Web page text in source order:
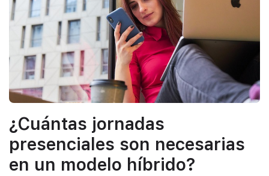
¿Cuántas jornadas
presenciales son necesarias
en un modelo híbrido?